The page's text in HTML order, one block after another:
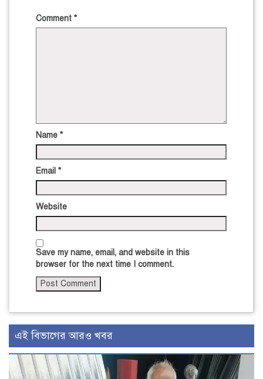
Comment *
Name *
Email *
Website
Save my name, email, and website in this
browser for the next time I comment.
এই বিভাগের আরও খবর